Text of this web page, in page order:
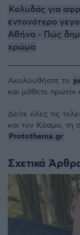
Κολυδάς για
εντονότερο
Αθήνα - Πώς
χρώμα
Σχετικά
Ακολουθήστε το
και μάθετε πρώτοι
Δείτε όλες τις
και τον Κόσμο, τη
Protothema.gr